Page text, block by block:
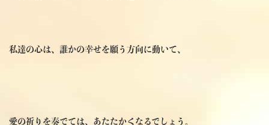
私達の心は、誰かの幸せを願う方向に動いて、
愛の祈りを奏でては、あたたかくなるでしょう。